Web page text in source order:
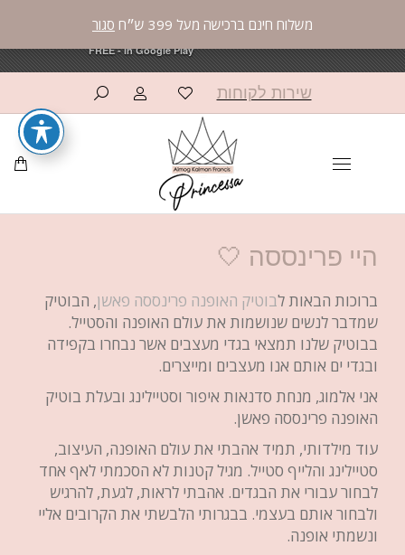
משלוח חינם ברכישה מעל 399 ש״ח סגור
שירות לקוחות
היי פרינססה 🤍
ברוכות הבאות לבוטיק האופנה פרינססה פאשן, הבוטיק
שמדבר לנשים שנושמות את עולם האופנה והסטייל.
בבוטיק שלנו תמצאי בגדי מעצבים אשר נבחרו בקפידה
ובגדי ים אותם אנו מעצבים ומייצרים.
אני אלמוג, מנחת סדנאות איפור וסטיילינג ובעלת בוטיק
האופנה פרינססה פאשן.
עוד מילדותי, תמיד אהבתי את עולם האופנה, העיצוב,
סטיילינג והלייף סטייל. מגיל קטנות לא הסכמתי לאף אחד
לבחור עבורי את הבגדים. אהבתי לראות, לגעת, להרגיש
ולבחור אותם בעצמי. בבגרותי הלבשתי את הקרובים אליי
ונשמתי אופנה.
פרינססה פאשן
FREE - In Google Play
פרינססה פאשן
FREE - In Google Play